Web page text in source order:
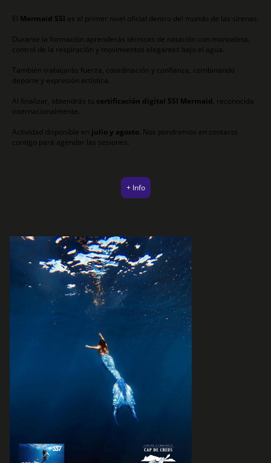
El Mermaid SSI es el primer nivel oficial dentro del mundo de las sirenas.
Durante la formación aprenderás técnicas de natación con monoaleta,
control de la respiración y movimientos elegantes bajo el agua.
También trabajarás fuerza, coordinación y confianza, combinando
deporte y expresión artística.
Al finalizar, obtendrás tu certificación digital SSI Mermaid, reconocida
internacionalmente.
Actividad disponible en julio y agosto. Nos pondremos en contacto
contigo para agendar las sesiones.
+ Info